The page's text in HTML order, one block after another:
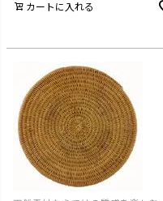
カートに入れる